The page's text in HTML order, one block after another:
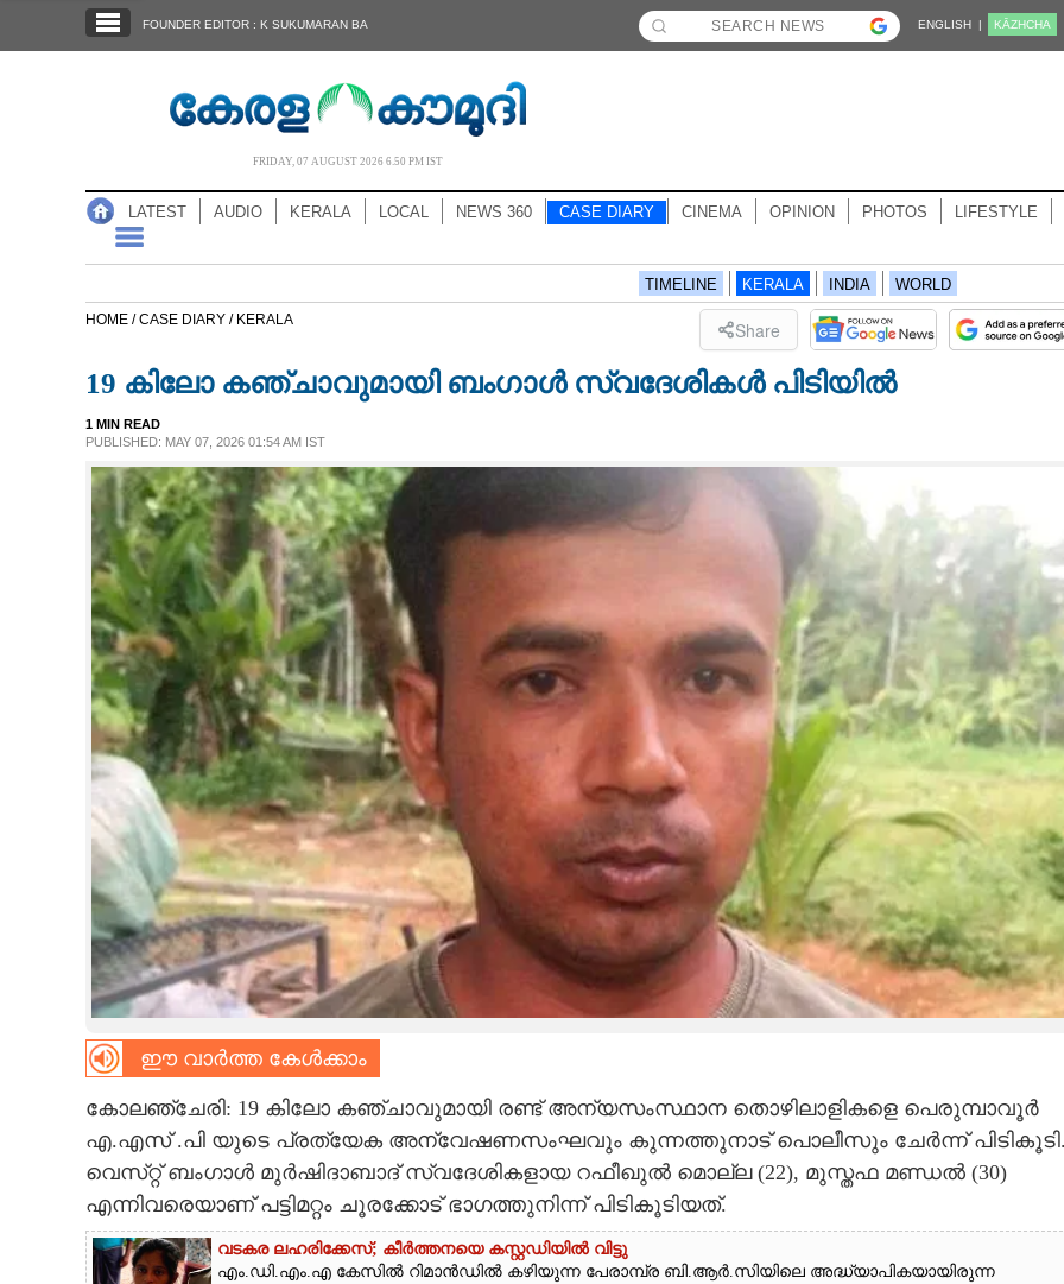
NOTIFIED NEWS
CASE DIARY
LIFESTYLE
CARTOONS
LITERATURE
FOUNDER EDITOR : K SUKUMARAN BA ENGLISH | KĀZHCHA
FRIDAY, 07 AUGUST 2026 6.50 PM IST
LATEST AUDIO KERALA LOCAL NEWS 360 CASE DIARY CINEMA OPINION PHOTOS LIFESTYLE
TIMELINE KERALA INDIA WORLD
HOME /CASE DIARY / KERALA Share
19 കിലോ കഞ്ചാവുമായി ബംഗാൾ സ്വദേശികൾ പിടിയിൽ
1 MIN READ
PUBLISHED: MAY 07, 2026 01:54 AM IST
ഈ വാർത്ത കേൾക്കാം
കോലഞ്ചേരി: 19 കിലോ കഞ്ചാവുമായി രണ്ട് അന്യസംസ്ഥാന തൊഴിലാളികളെ പെരുമ്പാവൂർ
എ.എസ് .പി യുടെ പ്രത്യേക അന്വേഷണസംഘവും കുന്നത്തുനാട് പൊലീസും ചേർന്ന്
വെസ്​റ്റ് ബംഗാൾ മുർഷിദാബാദ് സ്വദേശികളായ റഫീഖുൽ മൊല്ല (22), മുസ്തഫ മണ്ഡൽ (30)
എന്നിവരെയാണ് പട്ടിമ​റ്റം ചൂരക്കോട് ഭാഗത്തുനിന്ന് പിടികൂടിയത്.
വടകര ലഹരിക്കേസ്; കീർത്തനയെ കസ്റ്റഡിയിൽ വിട്ടു
എം.ഡി.എം.എ കേസിൽ റിമാൻഡിൽ കഴിയുന്ന പേരാമ്പ്ര ബി.ആർ.സിയിലെ അദ്ധ്യാപികയായിരുന്ന